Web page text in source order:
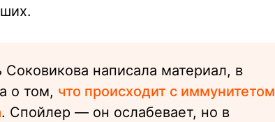
написала материал, в
о том, что происходит с иммунитетом
. Спойлер — он ослабевает, но в